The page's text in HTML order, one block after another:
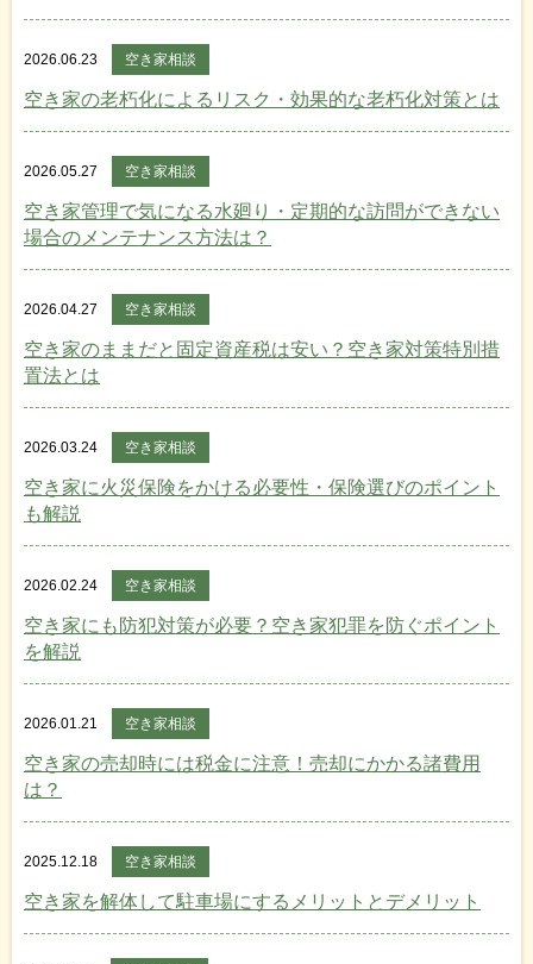
2026.06.23 空き家相談
空き家の老朽化によるリスク・効果的な老朽化対策とは
2026.05.27 空き家相談
空き家管理で気になる水廻り・定期的な訪問ができない
場合のメンテナンス方法は？
2026.04.27 空き家相談
空き家のままだと固定資産税は安い？空き家対策特別措
置法とは
2026.03.24 空き家相談
空き家に火災保険をかける必要性・保険選びのポイント
も解説
2026.02.24 空き家相談
空き家にも防犯対策が必要？空き家犯罪を防ぐポイント
を解説
2026.01.21 空き家相談
空き家の売却時には税金に注意！売却にかかる諸費用
は？
2025.12.18 空き家相談
空き家を解体して駐車場にするメリットとデメリット